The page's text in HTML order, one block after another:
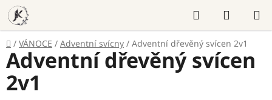
Přejít
na
obsah
Hledat
KOŠÍK
Domů
/ VÁNOCE / Adventní svícny / Adventní dřevěný svícen 2v1
Adventní dřevěný svícen
2v1